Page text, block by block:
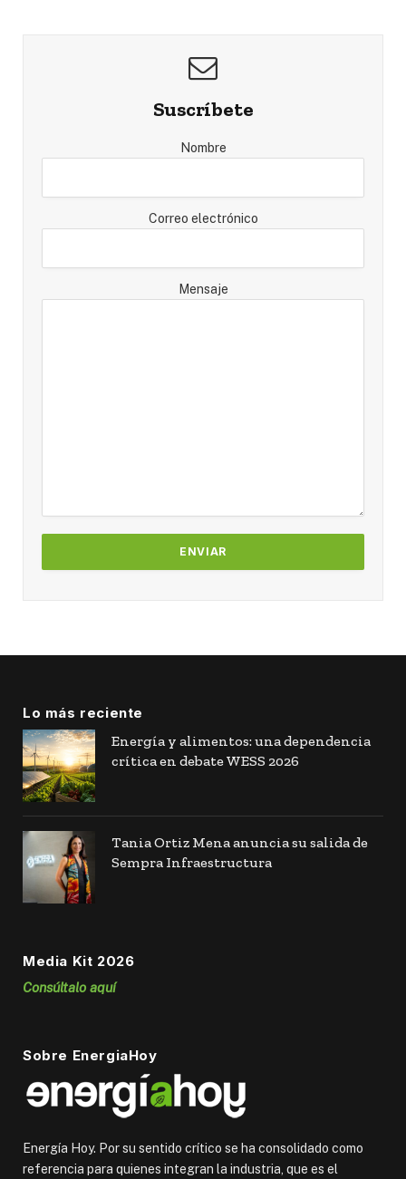
Suscríbete
Nombre
Correo electrónico
Mensaje
Lo más reciente
Energía y alimentos: una dependencia
crítica en debate WESS 2026
Tania Ortiz Mena anuncia su salida de
Sempra Infraestructura
Media Kit 2026
Consúltalo aquí
Sobre EnergiaHoy
Energía Hoy. Por su sentido crítico se ha consolidado como
referencia para quienes integran la industria, que es el